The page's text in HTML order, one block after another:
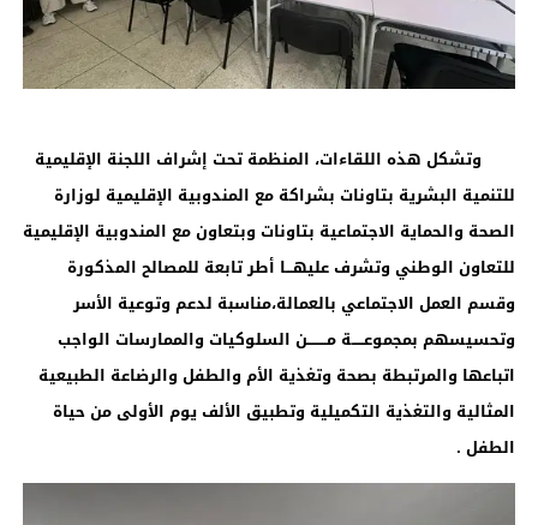
وتشكل هذه اللقاءات، المنظمة تحت إشراف اللجنة الإقليمية
للتنمية البشرية بتاونات بشراكة مع المندوبية الإقليمية لوزارة
الصحة والحماية الاجتماعية بتاونات وبتعاون مع المندوبية الإقليمية
للتعاون الوطني وتشرف عليهـــا أطر تابعة للمصالح المذكورة
وقسم العمل الاجتماعي بالعمالة،مناسبة لدعم وتوعية الأسر
وتحسيسهم بمجموعـــــة مــــــــن السلوكيات والممارسات الواجب
اتباعها والمرتبطة بصحة وتغذية الأم والطفل والرضاعة الطبيعية
المثالية والتغذية التكميلية وتطبيق الألف يوم الأولى من حياة
الطفل .